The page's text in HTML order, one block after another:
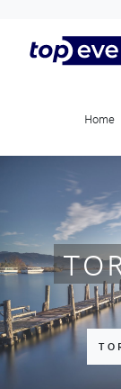
Home